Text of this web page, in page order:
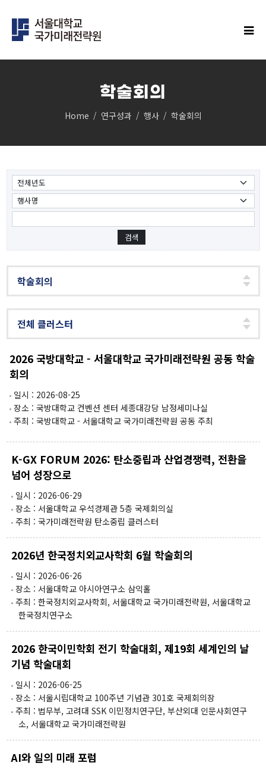
학술회의
Home 연구성과 행사 학술회의
2026 국방대학교 - 서울대학교 국가미래전략원 공동 학술
회의
일시 : 2026-08-25
장소 : 국방대학교 컨벤션 센터 세종대강당 남정세미나실
주최 : 국방대학교 - 서울대학교 국가미래전략원 공동 주최
K-GX FORUM 2026: 탄소중립과 산업경쟁력, 전환을
넘어 성장으로
일시 : 2026-06-29
장소 : 서울대학교 우석경제관 5층 국제회의실
주최 : 국가미래전략원 탄소중립 클러스터
2026년 한국정치외교사학회 6월 학술회의
일시 : 2026-06-26
장소 : 서울대학교 아시아연구소 삼익홀
주최 : 한국정치외교사학회, 서울대학교 국가미래전략원, 서울대학교
한국정치연구소
2026 한국이민학회 전기 학술대회, 제19회 세계인의 날
기념 학술대회
일시 : 2026-06-25
장소 : 서울시립대학교 100주년 기념관 301호 국제회의장
주최 : 법무부, 고려대 SSK 이민정치연구단, 부산외대 인문사회연구
소, 서울대학교 국가미래전략원
AI와 일의 미래 포럼
IFS연구
클러스터
과학과 기술의 미래 클러스터
경제안보 클러스터
인구 클러스터
글로벌 한국 클러스터
[종료]팬데믹 클러스터
TF 프로젝트
연구성과
행사
전체
대담 및 토론회
사전등록
IFS인사이트
이슈브리프
워킹페이퍼
보고서
소식
영상자료
언론보도
자료실
소개